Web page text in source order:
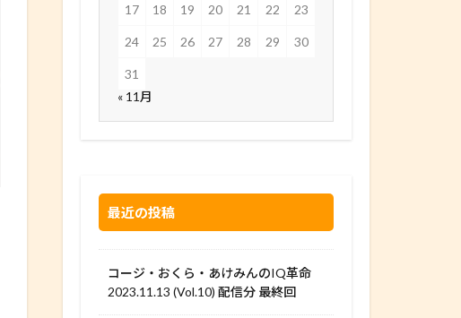
17 18 19 20 21 22 23
24 25 26 27 28 29 30
31
« 11月
最近の投稿
コージ・おくら・あけみんのIQ革命
2023.11.13 (Vol.10) 配信分 最終回